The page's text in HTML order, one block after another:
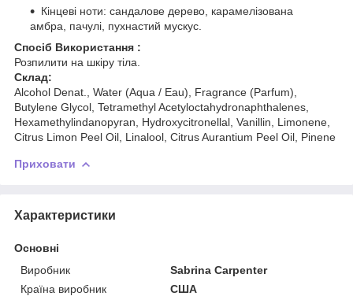
Кінцеві ноти: сандалове дерево, карамелізована
амбра, пачулі, пухнастий мускус.
Спосіб Використання :
Розпилити на шкіру тіла.
Склад:
Alcohol Denat., Water (Aqua / Eau), Fragrance (Parfum),
Butylene Glycol, Tetramethyl Acetyloctahydronaphthalenes,
Hexamethylindanopyran, Hydroxycitronellal, Vanillin, Limonene,
Citrus Limon Peel Oil, Linalool, Citrus Aurantium Peel Oil, Pinene
Приховати
Характеристики
Основні
Виробник
Sabrina Carpenter
Країна виробник
США